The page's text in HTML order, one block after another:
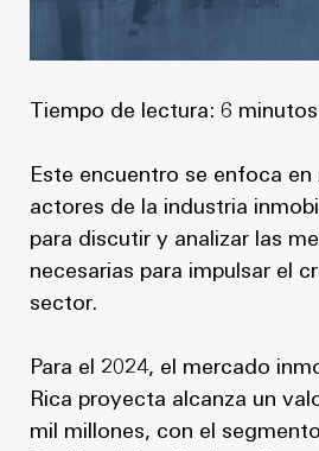
Noticias
Quiénes somos
Trabaja con nosotros
Contacto
Tiempo de lectura: 6 minutos
Este encuentro se enfoca en
actores de la industria
para discutir y analizar las
necesarias para impulsar el
sector.
Para el 2024, el mercado
Rica proyecta alcanza un
mil millones, con el